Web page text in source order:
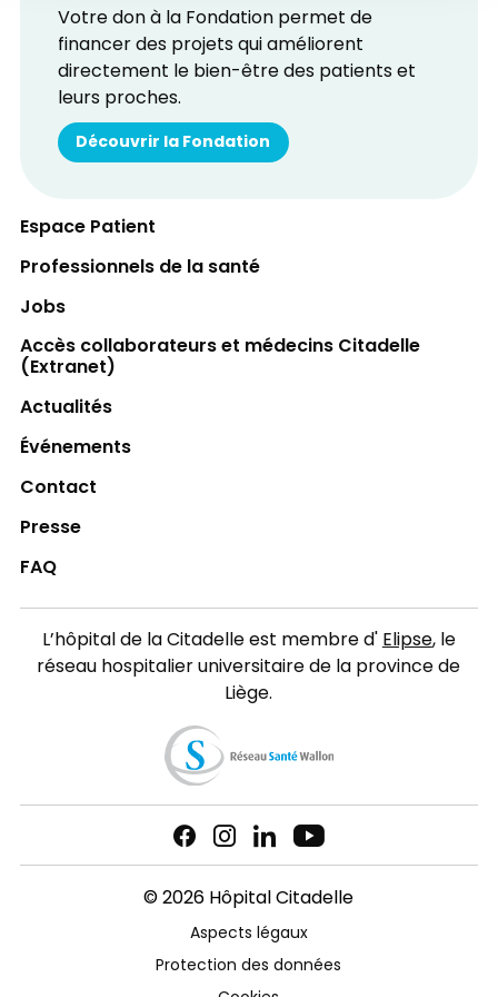
Votre don à la Fondation permet de
financer des projets qui améliorent
directement le bien-être des patients et
leurs proches.
Découvrir la Fondation
Espace Patient
Professionnels de la santé
Jobs
Accès collaborateurs et médecins Citadelle
(Extranet)
Actualités
Événements
Contact
Presse
FAQ
L’hôpital de la Citadelle est membre d'Elipse, le
réseau hospitalier universitaire de la province de
Liège.
© 2026 Hôpital Citadelle
Aspects légaux
Protection des données